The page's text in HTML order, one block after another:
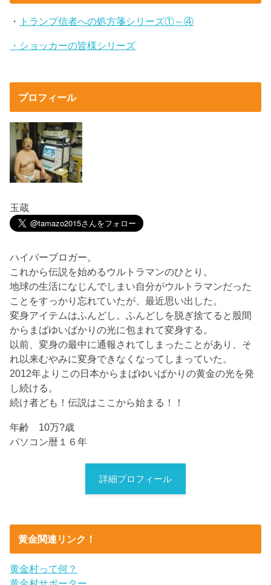
・ トランプ信者への処方箋シリーズ①～④
・ショッカーの皆様シリーズ
プロフィール
玉蔵
ハイパーブロガー。
これから伝説を始めるウルトラマンのひとり。
地球の生活になじんでしまい自分がウルトラマンだった
ことをすっかり忘れていたが、最近思い出した。
変身アイテムはふんどし。ふんどしを脱ぎ捨てると股間
からまばゆいばかりの光に包まれて変身する。
以前、変身の最中に通報されてしまったことがあり、そ
れ以来むやみに変身できなくなってしまっていた。
2012年よりこの日本からまばゆいばかりの黄金の光を発
し続ける。
続け者ども！伝説はここから始まる！！
年齢 10万?歳
パソコン暦１６年
詳細プロフィール
黄金関連リンク！
黄金村って何？